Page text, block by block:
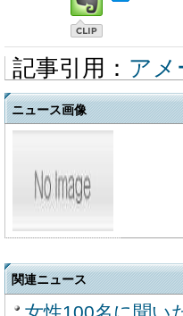
記事引用： アメ
ニュース画像
関連ニュース